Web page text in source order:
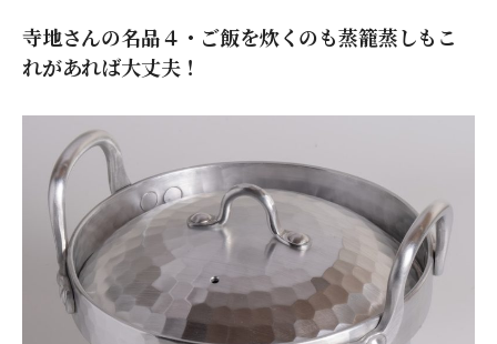
寺地さんの名品４・ご飯を炊くのも蒸籠蒸しもこ
れがあれば大丈夫！